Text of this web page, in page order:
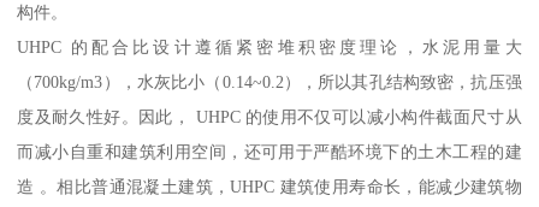
构件。
UHPC 的配合比设计遵循紧密堆积密度理论，水泥用量大
（700kg/m3），水灰比小（0.14~0.2），所以其孔结构致密，抗压强
度及耐久性好。因此， UHPC 的使用不仅可以减小构件截面尺寸从
而减小自重和建筑利用空间，还可用于严酷环境下的土木工程的建
造 。相比普通混凝土建筑，UHPC 建筑使用寿命长，能减少建筑物